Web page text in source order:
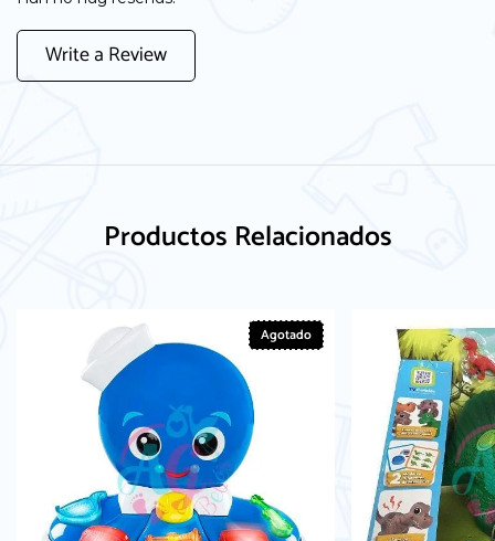
Write a Review
Productos Relacionados
Agotado